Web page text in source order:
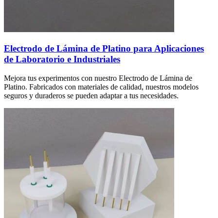
Electrodo de Lámina de Platino para Aplicaciones
de Laboratorio e Industriales
Mejora tus experimentos con nuestro Electrodo de Lámina de
Platino. Fabricados con materiales de calidad, nuestros modelos
seguros y duraderos se pueden adaptar a tus necesidades.